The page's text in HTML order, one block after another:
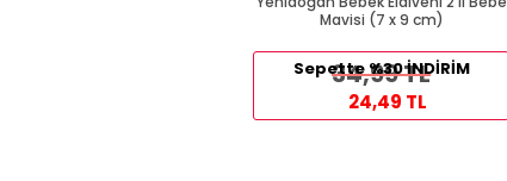
Mavisi (7 x 9 cm)
34,99 TL
Sepette %30 İNDİRİM
24,49 TL